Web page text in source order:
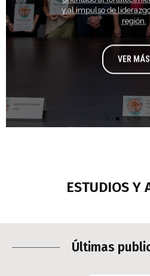
y al impulso de
región.
VER MÁS
ESTUDIOS Y
Últimas